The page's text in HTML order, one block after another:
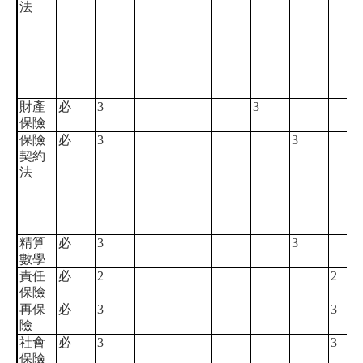
法
財產
保險
必 3 3
保險
契約
法
必 3 3
精算
數學
必 3 3
責任
保險
必 2 2
再保
險
必 3 3
社會
保險
必 3 3